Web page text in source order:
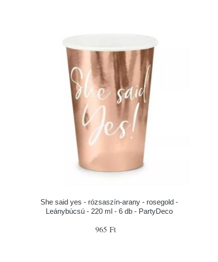
She said yes - rózsaszín-arany - rosegold -
Leánybúcsú - 220 ml - 6 db - PartyDeco
965 Ft